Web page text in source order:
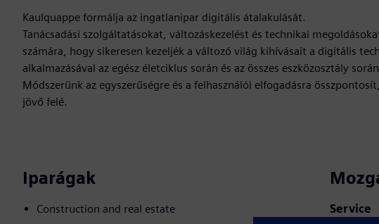
Kaulquappe formálja az ingatlanipar digitális átalakulását.
Tanácsadási szolgáltatásokat, változáskezelést és technikai
számára, hogy sikeresen kezeljék a változó világ kihívásait a digitális
alkalmazásával az egész életciklus során és az összes eszközosztály
Módszerünk az egyszerűségre és a felhasználói elfogadásra
jövő felé.
Iparágak
Construction and real estate
Service